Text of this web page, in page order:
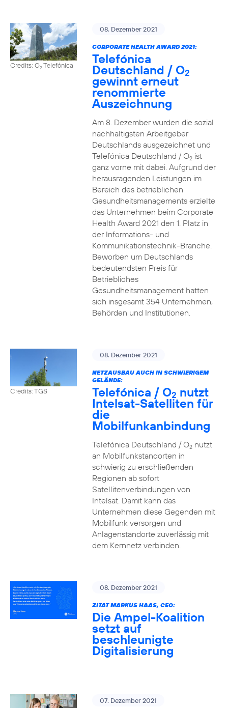
Credits: O2Telefónica
08. Dezember 2021
CORPORATE HEALTH AWARD 2021:
Telefónica
Deutschland / O2
gewinnt erneut
renommierte
Auszeichnung
Am 8. Dezember wurden die sozial
nachhaltigsten Arbeitgeber
Deutschlands ausgezeichnet und
Telefónica Deutschland / O2ist
ganz vorne mit dabei. Aufgrund der
herausragenden Leistungen im
Bereich des betrieblichen
Gesundheitsmanagements erzielte
das Unternehmen beim Corporate
Health Award 2021 den 1. Platz in
der Informations- und
Kommunikationstechnik-Branche.
Beworben um Deutschlands
bedeutendsten Preis für
Betriebliches
Gesundheitsmanagement hatten
sich insgesamt 354 Unternehmen,
Behörden und Institutionen.
Credits: TGS
08. Dezember 2021
NETZAUSBAU AUCH IN SCHWIERIGEM
GELÄNDE:
Telefónica / O2 nutzt
Intelsat-Satelliten für
die
Mobilfunkanbindung
Telefónica Deutschland / O2nutzt
an Mobilfunkstandorten in
schwierig zu erschließenden
Regionen ab sofort
Satellitenverbindungen von
Intelsat. Damit kann das
Unternehmen diese Gegenden mit
Mobilfunk versorgen und
Anlagenstandorte zuverlässig mit
dem Kernnetz verbinden.
08. Dezember 2021
ZITAT MARKUS HAAS, CEO:
Die Ampel-Koalition
setzt auf
beschleunigte
Digitalisierung
07. Dezember 2021